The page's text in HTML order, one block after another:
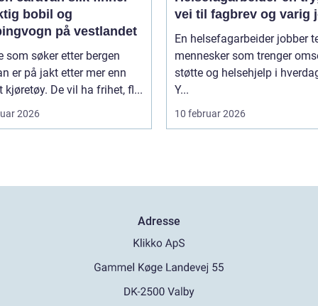
bobil og
på vestlandet
som søker etter bergen
er på jakt etter mer enn
kjøretøy. De vil ha frihet, fl...
2026
vei til fagbrev og varig
En helsefagarbeider jobber
mennesker som trenger
støtte og helsehjelp i
Y...
10 februar 2026
Adresse